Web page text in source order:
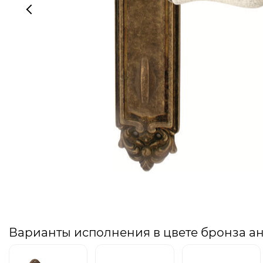
Варианты исполнения в цвете бронза